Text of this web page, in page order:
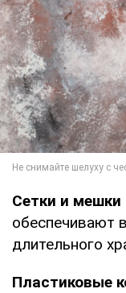
Сетки и мешки
обеспечивают
длительного
Пластиковые